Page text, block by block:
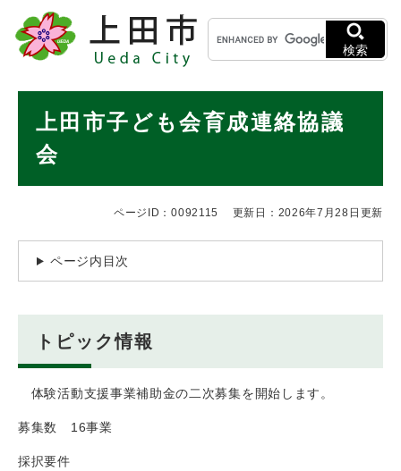
メニューを飛ばして本文へ
キ
ー
ワ
検
検索
上田市子ども会育成連絡協議
会
ページID：0092115 更新日：2026年7月28日更新
ページ内目次
トピック情報
体験活動支援事業補助金の二次募集を開始します。
募集数 16事業
採択要件